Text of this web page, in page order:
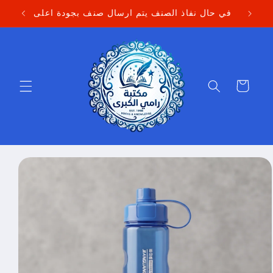
Skip to
content
في حال نفاذ الصنف يتم ارسال صنف بجودة اعلى
Cart
Skip to
product